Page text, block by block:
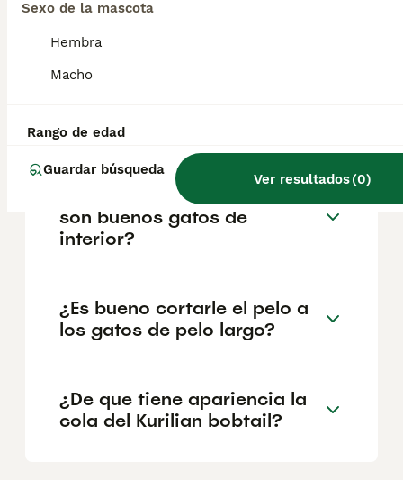
Sexo de la mascota
Hembra
Macho
Rango de edad
Guardar búsqueda
Ver resultados(0)
variar según factores como el pedigrí, la
geográfica. Es fundamental acudir a
salud y el bienestar de los animales.
decisión.
¿Los gatos Kurilian bobtail
son buenos gatos de
interior?
¿Es bueno cortarle el pelo a
los gatos de pelo largo?
¿De que tiene apariencia la
cola del Kurilian bobtail?